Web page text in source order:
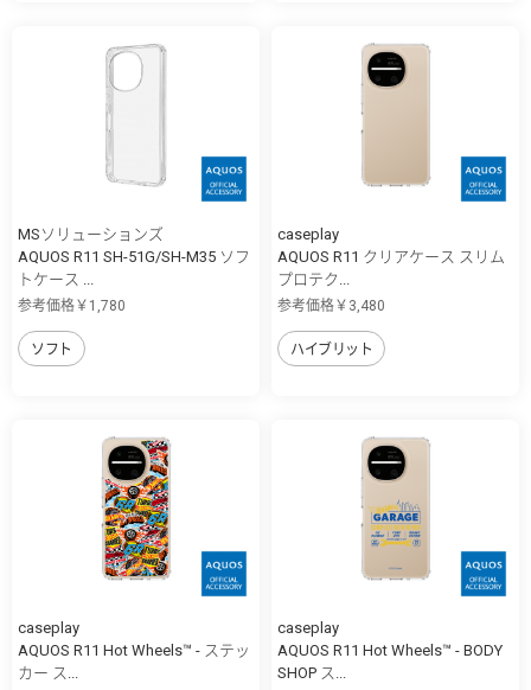
MSソリューションズ
AQUOS R11 SH-51G/SH-M35 ソフ
トケース ...
参考価格￥1,780
ソフト
caseplay
AQUOS R11 クリアケース スリム
プロテク...
参考価格￥3,480
ハイブリット
caseplay
AQUOS R11 Hot Wheels™ - ステッ
カー ス...
caseplay
AQUOS R11 Hot Wheels™ - BODY
SHOP ス...